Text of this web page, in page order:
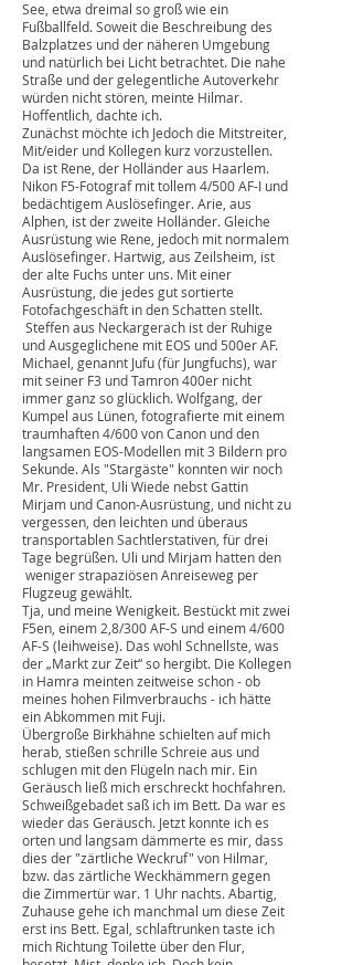
Tarnstoff bespannt und Objektivlöchern
versehen sollte der erste Unterschlupf für
den ersten Ansitz sein.
Altschnee, ca. ein halber Meter hoch, kleine
krüppelige Kiefern, altes weißes Moos, ein
kleiner Wall und dahinter ein zugefrorener
See, etwa dreimal so groß wie ein
Fußballfeld. Soweit die Beschreibung des
Balzplatzes und der näheren Umgebung
und natürlich bei Licht betrachtet. Die nahe
Straße und der gelegentliche Autoverkehr
würden nicht stören, meinte Hilmar.
Hoffentlich, dachte ich.
Zunächst möchte ich Jedoch die Mitstreiter,
Mit/eider und Kollegen kurz vorzustellen.
Da ist Rene, der Holländer aus Haarlem.
Nikon F5-Fotograf mit tollem 4/500 AF-I und
bedächtigem Auslösefinger. Arie, aus
Alphen, ist der zweite Holländer. Gleiche
Ausrüstung wie Rene, jedoch mit normalem
Auslösefinger. Hartwig, aus Zeilsheim, ist
der alte Fuchs unter uns. Mit einer
Ausrüstung, die jedes gut sortierte
Fotofachgeschäft in den Schatten stellt.
Steffen aus Neckargerach ist der Ruhige
und Ausgeglichene mit EOS und 500er AF.
Michael, genannt Jufu (für Jungfuchs), war
mit seiner F3 und Tamron 400er nicht
immer ganz so glücklich. Wolfgang, der
Kumpel aus Lünen, fotografierte mit einem
traumhaften 4/600 von Canon und den
langsamen EOS-Modellen mit 3 Bildern pro
Sekunde. Als "Stargäste" konnten wir noch
Mr. President, Uli Wiede nebst Gattin
Mirjam und Canon-Ausrüstung, und nicht zu
vergessen, den leichten und überaus
transportablen Sachtlerstativen, für drei
Tage begrüßen. Uli und Mirjam hatten den
weniger strapaziösen Anreiseweg per
Flugzeug gewählt.
Tja, und meine Wenigkeit. Bestückt mit zwei
F5en, einem 2,8/300 AF-S und einem 4/600
AF-S (leihweise). Das wohl Schnellste, was
der „Markt zur Zeit“ so hergibt. Die Kollegen
in Hamra meinten zeitweise schon - ob
meines hohen Filmverbrauchs - ich hätte
ein Abkommen mit Fuji.
Übergroße Birkhähne schielten auf mich
herab, stießen schrille Schreie aus und
schlugen mit den Flügeln nach mir. Ein
Geräusch ließ mich erschreckt hochfahren.
Schweißgebadet saß ich im Bett. Da war es
wieder das Geräusch. Jetzt konnte ich es
orten und langsam dämmerte es mir, dass